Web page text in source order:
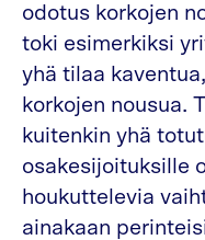
odotus korkojen
toki esimerkiksi
yhä tilaa
korkojen nousua.
kuitenkin yhä
osakesijoituksille
houkuttelevia
ainakaan